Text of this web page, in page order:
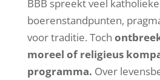
BBB spreekt veel
boerenstandpunten,
voor traditie. Toch
moreel of religieus
programma. Over